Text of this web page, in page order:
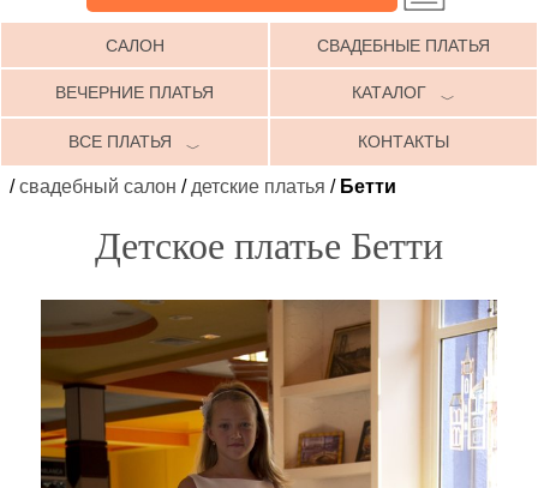
САЛОН СВАДЕБНЫЕ ПЛАТЬЯ
ВЕЧЕРНИЕ ПЛАТЬЯ КАТАЛОГ ﹀
ВСЕ ПЛАТЬЯ ﹀ КОНТАКТЫ
/свадебный салон / детские платья / Бетти
Детское платье Бетти